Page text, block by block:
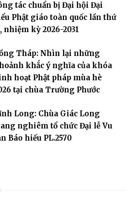
tác chuẩn bị Đại hội Đại
Phật giáo toàn quốc lần thứ
nhiệm kỳ 2026-2031
Tháp: Nhìn lại những
khắc ý nghĩa của khóa
hoạt Phật pháp mùa hè
tại chùa Trường Phước
Long: Chùa Giác Long
nghiêm tổ chức Đại lễ Vu
Báo hiếu PL.2570